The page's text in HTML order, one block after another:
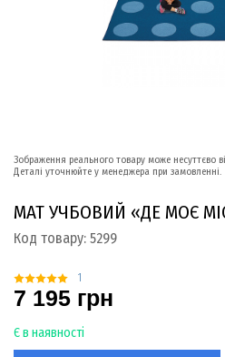
Зображення реального товару може несуттєво
Деталі уточнюйте у менеджера при замовленні.
МАТ УЧБОВИЙ «ДЕ МОЄ
Код товару: 5299
1
7 195 грн
Є в наявності